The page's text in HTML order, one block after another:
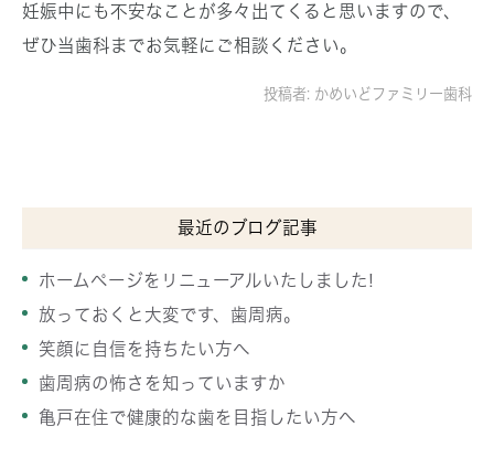
妊娠中にも不安なことが多々出てくると思いますので、
ぜひ当歯科までお気軽にご相談ください。
投稿者: かめいどファミリー歯科
最近のブログ記事
ホームページをリニューアルいたしました!
放っておくと大変です、歯周病。
笑顔に自信を持ちたい方へ
歯周病の怖さを知っていますか
亀戸在住で健康的な歯を目指したい方へ